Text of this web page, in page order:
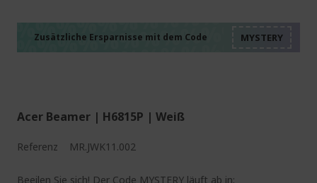
Zusätzliche Ersparnisse mit dem Code
Acer Beamer | H6815P | Weiß
Referenz MR.JWK11.002
Beeilen Sie sich! Der Code MYSTERY läuft ab in: